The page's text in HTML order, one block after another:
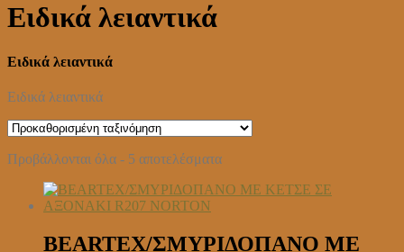
Ειδικά λειαντικά
Ειδικά λειαντικά
Ειδικά λειαντικά
Προβάλλονται όλα - 5 αποτελέσματα
BEARTEX/ΣΜΥΡΙΔΟΠΑΝΟ ΜΕ